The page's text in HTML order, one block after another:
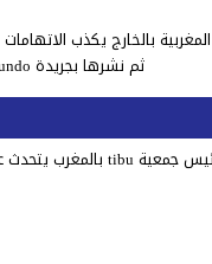
بالخارج يكذب
ثم نشرها بجريدة El Mundo الإسبانية